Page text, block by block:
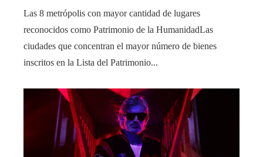
Las 8 metrópolis con mayor cantidad de lugares
reconocidos como Patrimonio de la HumanidadLas
ciudades que concentran el mayor número de bienes
inscritos en la Lista del Patrimonio...